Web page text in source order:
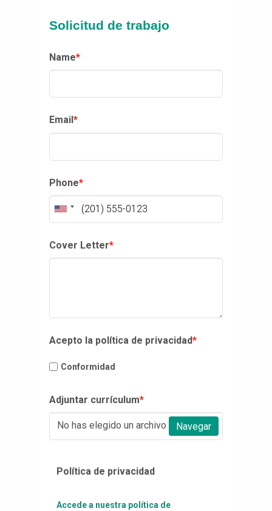
Solicitud de trabajo
Name*
Email *
Phone*
Cover Letter*
Acepto la política de privacidad*
Conformidad
Adjuntar currículum*
No has elegido un archivo Navegar
Política de privacidad
Accede a nuestra política de